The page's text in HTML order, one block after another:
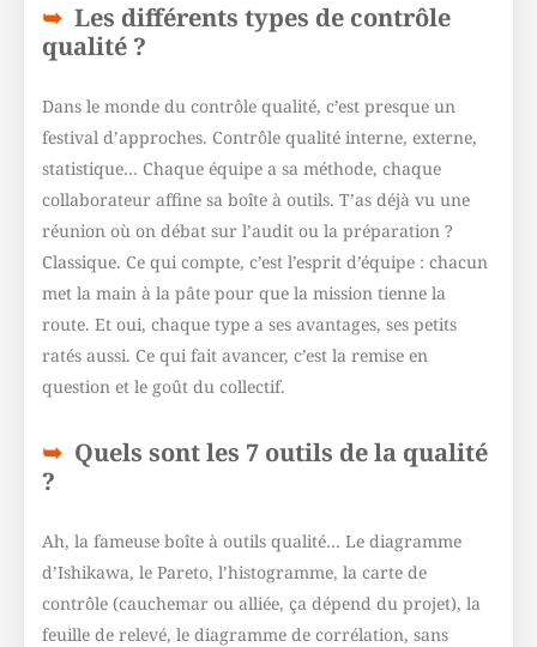
Les différents types de contrôle
qualité ?
Dans le monde du contrôle qualité, c’est presque un
festival d’approches. Contrôle qualité interne, externe,
statistique… Chaque équipe a sa méthode, chaque
collaborateur affine sa boîte à outils. T’as déjà vu une
réunion où on débat sur l’audit ou la préparation ?
Classique. Ce qui compte, c’est l’esprit d’équipe : chacun
met la main à la pâte pour que la mission tienne la
route. Et oui, chaque type a ses avantages, ses petits
ratés aussi. Ce qui fait avancer, c’est la remise en
question et le goût du collectif.
Quels sont les 7 outils de la qualité
?
Ah, la fameuse boîte à outils qualité… Le diagramme
d’Ishikawa, le Pareto, l’histogramme, la carte de
contrôle (cauchemar ou alliée, ça dépend du projet), la
feuille de relevé, le diagramme de corrélation, sans